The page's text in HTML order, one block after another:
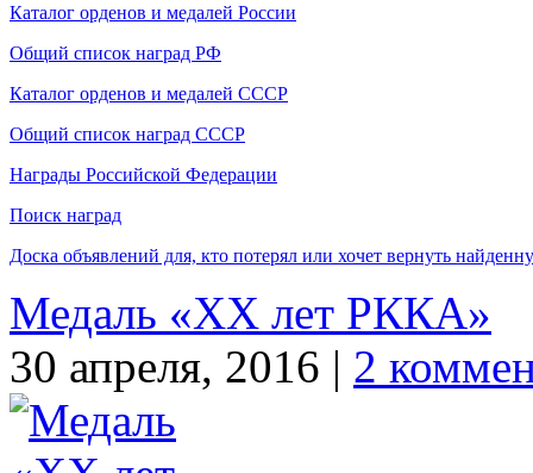
Каталог орденов и медалей России
Общий список наград РФ
Каталог орденов и медалей СССР
Общий список наград СССР
Награды Российской Федерации
Поиск наград
Доска объявлений для, кто потерял или хочет вернуть
Медаль «ХХ лет РККА»
30 апреля, 2016 | 2